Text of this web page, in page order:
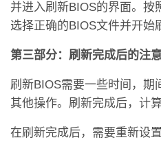
并进入刷新BIOS的界面。按
选择正确的BIOS文件并开始
第三部分：刷新完成后的注
刷新BIOS需要一些时间，期
其他操作。刷新完成后，计
在刷新完成后，需要重新设